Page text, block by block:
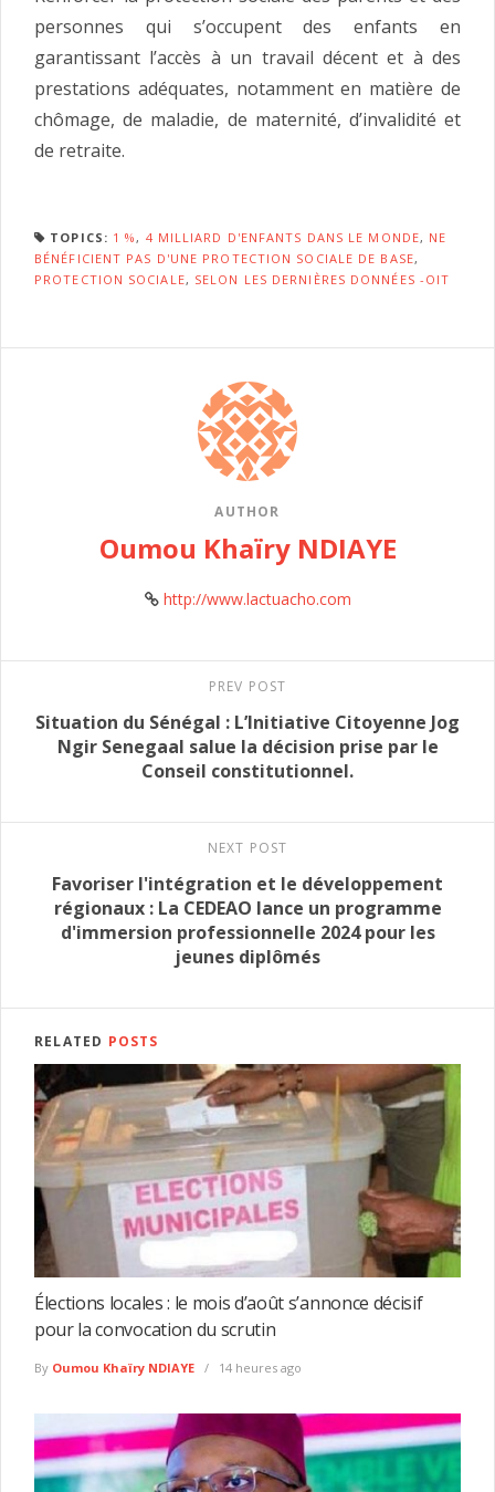
personnes qui s’occupent des enfants en
garantissant l’accès à un travail décent et à des
prestations adéquates, notamment en matière de
chômage, de maladie, de maternité, d’invalidité et
de retraite.
TOPICS: 1 %, 4 MILLIARD D'ENFANTS DANS LE MONDE, NE
BÉNÉFICIENT PAS D'UNE PROTECTION SOCIALE DE BASE,
PROTECTION SOCIALE, SELON LES DERNIÈRES DONNÉES -OIT
AUTHOR
Oumou Khaïry NDIAYE
http://www.lactuacho.com
PREV POST
Situation du Sénégal : L’Initiative Citoyenne Jog
Ngir Senegaal salue la décision prise par le
Conseil constitutionnel.
NEXT POST
Favoriser l'intégration et le développement
régionaux : La CEDEAO lance un programme
d'immersion professionnelle 2024 pour les
jeunes diplômés
RELATED POSTS
Élections locales : le mois d’août s’annonce décisif
pour la convocation du scrutin
By Oumou Khaïry NDIAYE 14 heures ago